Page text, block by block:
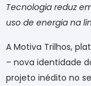
Tecnologia reduz
uso de energia na
A Motiva Trilhos,
– nova identidade
projeto inédito no